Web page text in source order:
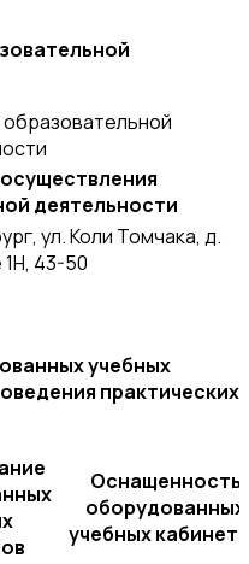
деятельности
ул. Коли Томчака, д.
43-50
учебных
практических
Оснащенность
оборудованных
учебных